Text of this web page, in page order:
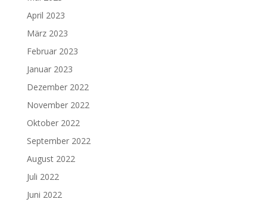
April 2023
März 2023
Februar 2023
Januar 2023
Dezember 2022
November 2022
Oktober 2022
September 2022
August 2022
Juli 2022
Juni 2022